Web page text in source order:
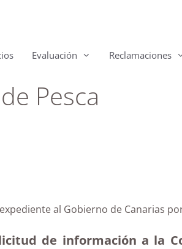
Evaluación Reclamaciones
Pesca
al Gobierno de Canarias
de información a la